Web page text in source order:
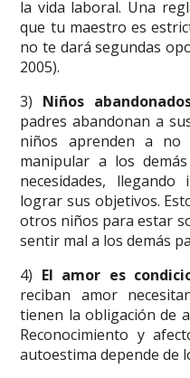
la vida laboral. Una
que tu maestro es
no te dará segundas
2005).
3) Niños
padres abandonan a
niños aprenden a
manipular a los
necesidades,
lograr sus objetivos.
otros niños para estar
sentir mal a los demás
4) El amor es
reciban amor
tienen la obligación de
Reconocimiento y
autoestima depende de